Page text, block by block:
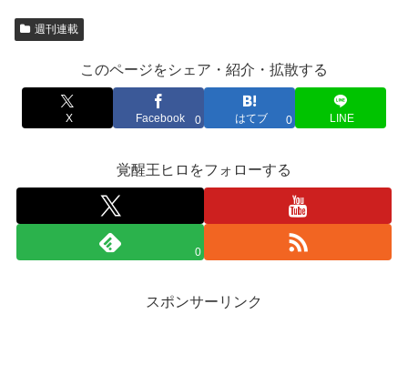
週刊連載
このページをシェア・紹介・拡散する
X Facebook 0 はてブ 0 LINE
覚醒王ヒロをフォローする
0
スポンサーリンク